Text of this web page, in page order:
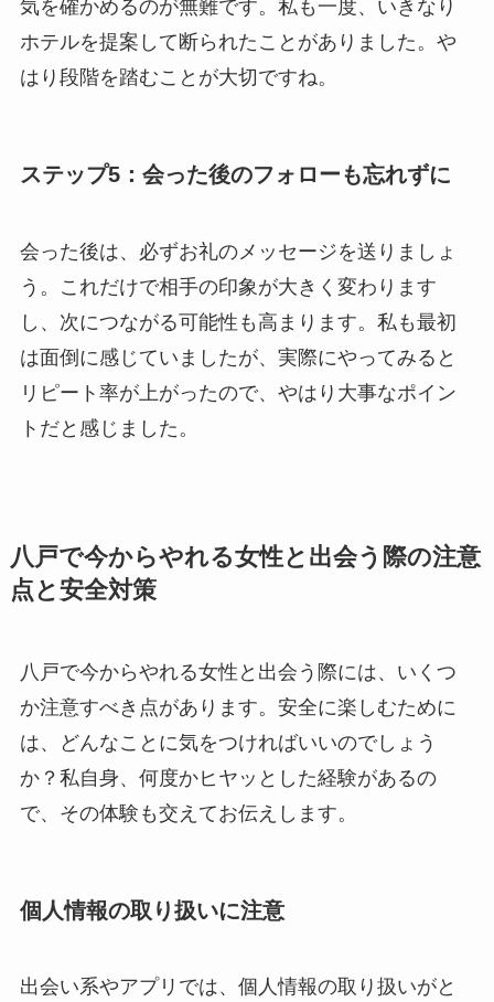
気を確かめるのが無難です。私も一度、いきなり
ホテルを提案して断られたことがありました。や
はり段階を踏むことが大切ですね。
ステップ5：会った後のフォローも忘れずに
会った後は、必ずお礼のメッセージを送りましょ
う。これだけで相手の印象が大きく変わります
し、次につながる可能性も高まります。私も最初
は面倒に感じていましたが、実際にやってみると
リピート率が上がったので、やはり大事なポイン
トだと感じました。
八戸で今からやれる女性と出会う際の注意
点と安全対策
八戸で今からやれる女性と出会う際には、いくつ
か注意すべき点があります。安全に楽しむために
は、どんなことに気をつければいいのでしょう
か？私自身、何度かヒヤッとした経験があるの
で、その体験も交えてお伝えします。
個人情報の取り扱いに注意
出会い系やアプリでは、個人情報の取り扱いがと